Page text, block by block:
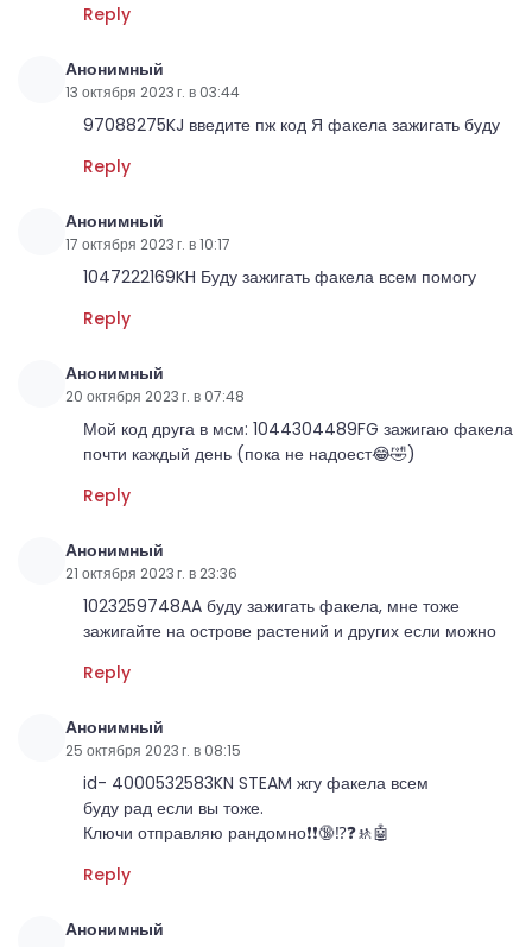
Reply
Анонимный
13 октября 2023 г. в 03:44
97088275KJ введите пж код Я факела зажигать буду
Reply
Анонимный
17 октября 2023 г. в 10:17
1047222169KH Буду зажигать факела всем помогу
Reply
Анонимный
20 октября 2023 г. в 07:48
Мой код друга в мсм: 1044304489FG зажигаю факела
почти каждый день (пока не надоест😂🤣)
Reply
Анонимный
21 октября 2023 г. в 23:36
1023259748AA буду зажигать факела, мне тоже
зажигайте на острове растений и других если можно
Reply
Анонимный
25 октября 2023 г. в 08:15
id- 4000532583KN STEAM жгу факела всем
буду рад если вы тоже.
Ключи отправляю рандомно❗❗🔞⁉❓🚸🤖
Reply
Анонимный